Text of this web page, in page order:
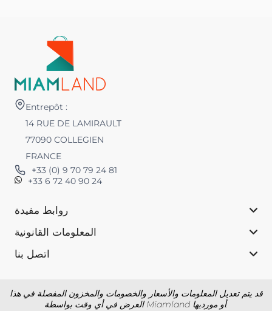
Entrepôt :
14 RUE DE LAMIRAULT
77090 COLLEGIEN
FRANCE
+33 (0) 9 70 79 24 81
+33 6 72 40 90 24
روابط مفيدة
المعلومات القانونية
اتصل بنا
قد يتم تعديل المعلومات والأسعار والخصومات والمخزون المفصلة في هذا
العرض في أي وقت بواسطة Miamland أو مورديها.